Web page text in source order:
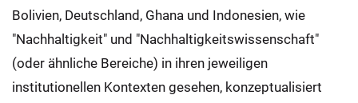
Bolivien, Deutschland, Ghana und Indonesien, wie
"Nachhaltigkeit" und "Nachhaltigkeitswissenschaft"
(oder ähnliche Bereiche) in ihren jeweiligen
institutionellen Kontexten gesehen, konzeptualisiert